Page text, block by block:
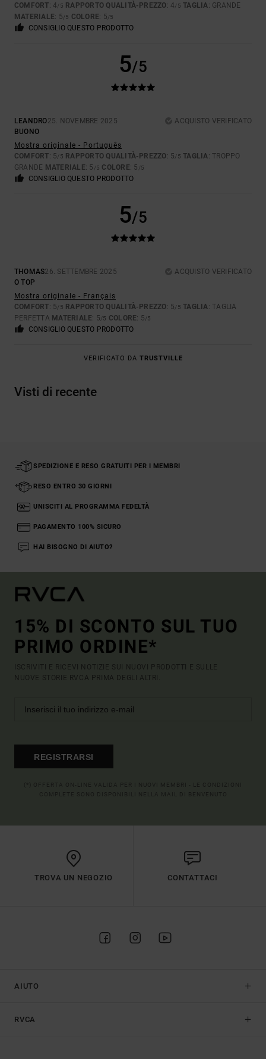
COMFORT: 4/5 RAPPORTO QUALITÀ-PREZZO: 4/5 TAGLIA: GRANDE
MATERIALE: 5/5 COLORE: 5/5
CONSIGLIO QUESTO PRODOTTO
5/5
LEANDRO25. NOVEMBRE 2025
ACQUISTO VERIFICATO
BUONO
Mostra originale - Português
COMFORT: 5/5 RAPPORTO QUALITÀ-PREZZO: 5/5 TAGLIA: TROPPO
GRANDE MATERIALE: 5 /5 COLORE: 5 /5
CONSIGLIO QUESTO PRODOTTO
5/5
THOMAS26. SETTEMBRE 2025
ACQUISTO VERIFICATO
O TOP
Mostra originale - Français
COMFORT: 5/5 RAPPORTO QUALITÀ-PREZZO: 5/5 TAGLIA: TAGLIA
PERFETTA MATERIALE: 5/5 COLORE: 5/5
CONSIGLIO QUESTO PRODOTTO
VERIFICATO DA TRUSTVILLE
Visti di recente
SPEDIZIONE E RESO GRATUITI PER I MEMBRI
RESO ENTRO 30 GIORNI
UNISCITI AL PROGRAMMA FEDELTÀ
PAGAMENTO 100% SICURO
HAI BISOGNO DI AIUTO?
15% DI SCONTO SUL TUO
PRIMO ORDINE*
ISCRIVITI E RICEVI NOTIZIE SUI NUOVI PRODOTTI E SULLE
NUOVE STORIE RVCA PRIMA DEGLI ALTRI.
REGISTRARSI
TROVA UN NEGOZIO CONTATTACI
AIUTO
RVCA